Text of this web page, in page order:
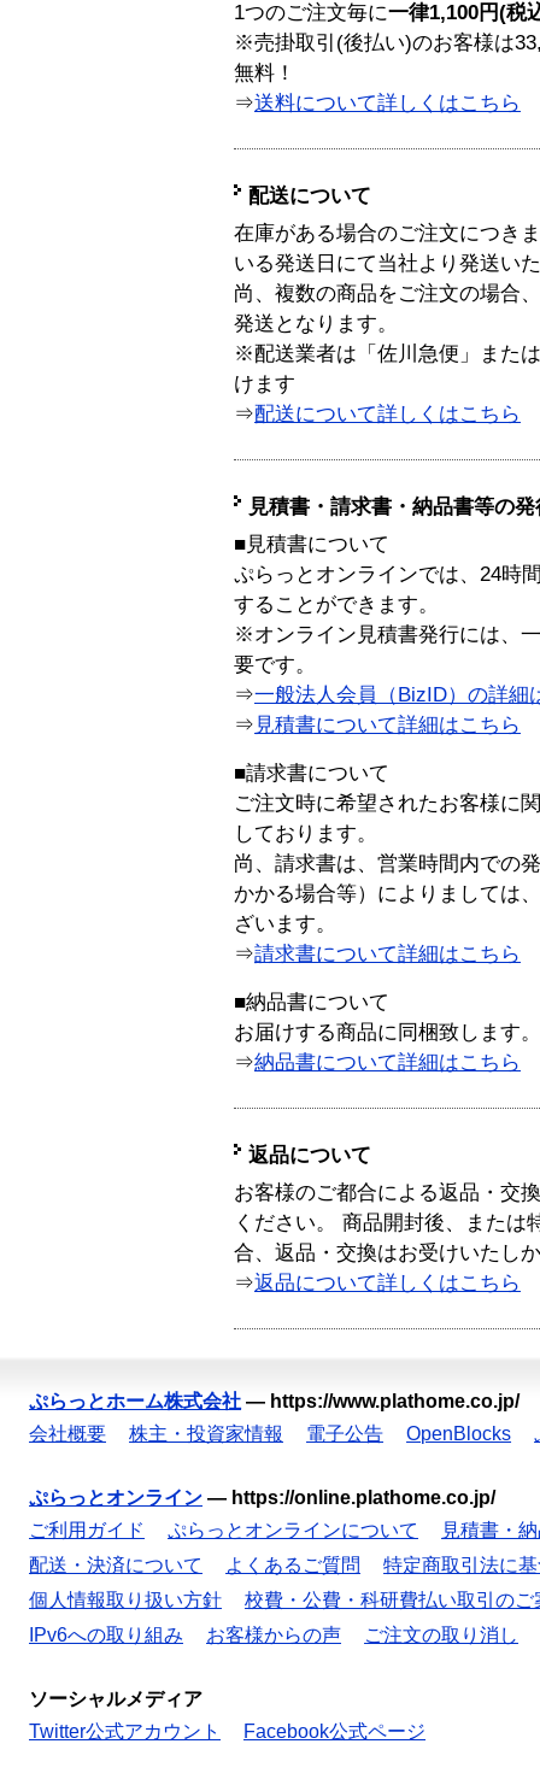
1つのご注文毎に一律1,100円(税
※売掛取引(後払い)のお客様は
無料！
⇒送料について詳しくはこちら
配送について
在庫がある場合のご注文につき
いる発送日にて当社より発送い
尚、複数の商品をご注文の場合
発送となります。
※配送業者は「佐川急便」また
けます
⇒配送について詳しくはこちら
見積書・請求書・納品書等の
■見積書について
ぷらっとオンラインでは、24時
することができます。
※オンライン見積書発行には、
要です。
⇒一般法人会員（BizID）の詳細
⇒ 見積書について詳細はこちら
■請求書について
ご注文時に希望されたお客様に
しております。
尚、請求書は、営業時間内での
かかる場合等）によりましては
ざいます。
⇒請求書について詳細はこちら
■納品書について
お届けする商品に同梱致します。
⇒納品書について詳細はこちら
返品について
お客様のご都合による返品・交
ください。 商品開封後、または
合、返品・交換はお受けいたし
⇒返品について詳しくはこちら
ぷらっとホーム株式会社 — https://www.plathome.co.jp/
会社概要
株主・投資家情報 電子公告 OpenBlocks
ぷらっとオンライン — https://online.plathome.co.jp/
ご利用ガイド
ぷらっとオンラインについて
見積書・
配送・決済について
よくあるご質問
特定商取引法に
個人情報取り扱い方針
校費・公費・科研費払い取引のご
IPv6への取り組み
お客様からの声 ご注文の取り消し
ソーシャルメディア
Twitter公式アカウント
Facebook公式ページ